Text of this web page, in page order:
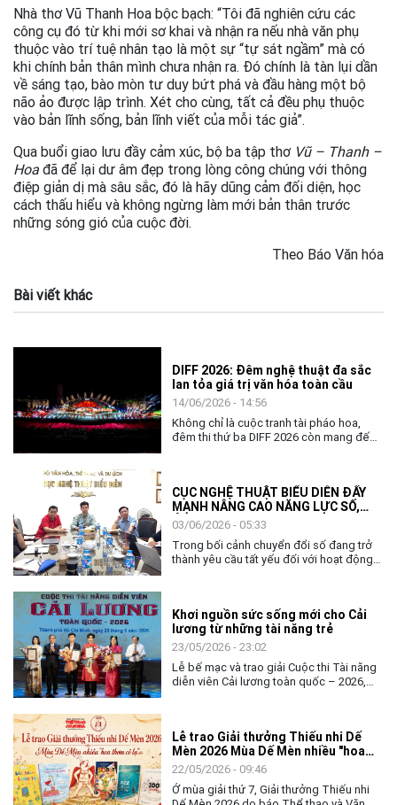
Nhà thơ Vũ Thanh Hoa bộc bạch: “Tôi đã nghiên cứu các
công cụ đó từ khi mới sơ khai và nhận ra nếu nhà văn phụ
thuộc vào trí tuệ nhân tạo là một sự “tự sát ngầm” mà có
khi chính bản thân mình chưa nhận ra. Đó chính là tàn lụi dần
về sáng tạo, bào mòn tư duy bứt phá và đầu hàng một bộ
não ảo được lập trình. Xét cho cùng, tất cả đều phụ thuộc
vào bản lĩnh sống, bản lĩnh viết của mỗi tác giả”.
Qua buổi giao lưu đầy cảm xúc, bộ ba tập thơ Vũ – Thanh –
Hoa đã để lại dư âm đẹp trong lòng công chúng với thông
điệp giản dị mà sâu sắc, đó là hãy dũng cảm đối diện, học
cách thấu hiểu và không ngừng làm mới bản thân trước
những sóng gió của cuộc đời.
Theo Báo Văn hóa
Bài viết khác
DIFF 2026: Đêm nghệ thuật đa sắc
lan tỏa giá trị văn hóa toàn cầu
14/06/2026 - 14:56
Không chỉ là cuộc tranh tài pháo hoa,
đêm thi thứ ba DIFF 2026 còn mang đến
CỤC NGHỆ THUẬT BIỂU DIỄN ĐẨY
MẠNH NÂNG CAO NĂNG LỰC SỐ,
ỨNG DỤNG AI TRONG THỰC THI
CÔNG VỤ
03/06/2026 - 05:33
Trong bối cảnh chuyển đổi số đang trở
thành yêu cầu tất yếu đối với hoạt động
càng có ý nghĩa quan trọng. Với tinh thần
chủ động thích ứng và đổi mới, ngày
02/6, Cục Nghệ thuật biểu diễn đã tổ
chức chương trình tập huấn, bồi dưỡng
về chuyển đổi số và ứng dụng AI cho
toàn thể lãnh đạo, công chức và người
Khơi nguồn sức sống mới cho Cải
lương từ những tài năng trẻ
23/05/2026 - 23:02
Lễ bế mạc và trao giải Cuộc thi Tài năng
diễn viên Cải lương toàn quốc – 2026,
giữ và làm mới nghệ thuật Cải lương
trong đời sống đương đại.
Lễ trao Giải thưởng Thiếu nhi Dế
Mèn 2026 Mùa Dế Mèn nhiều "hoa
thơm cỏ lạ"
22/05/2026 - 09:46
Ở mùa giải thứ 7, Giải thưởng Thiếu nhi